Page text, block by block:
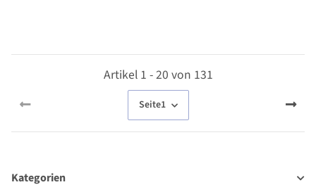
Artikel 1 - 20 von 131
Seite1
Kategorien